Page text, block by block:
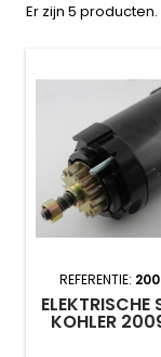
Er zijn 5 producten.
REFERENTIE:
ELEKTRISCHE
KOHLER